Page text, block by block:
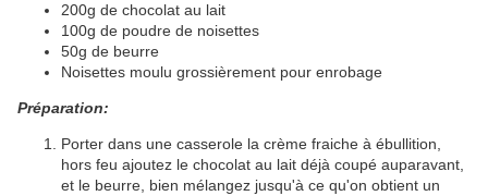
200g de chocolat au lait
100g de poudre de noisettes
50g de beurre
Noisettes moulu grossièrement pour enrobage
Préparation:
Porter dans une casserole la crème fraiche à ébullition,
hors feu ajoutez le chocolat au lait déjà coupé auparavant,
et le beurre, bien mélangez jusqu'à ce qu'on obtient un